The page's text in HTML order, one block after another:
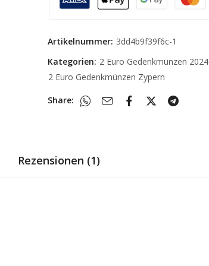
Artikelnummer: 3dd4b9f39f6c-1
Kategorien: 2 Euro Gedenkmünzen 2024
2 Euro Gedenkmünzen Zypern
Share:
Rezensionen (1)